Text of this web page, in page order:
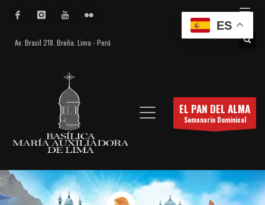
Av. Brasil 218. Breña. Lima - Perú
EL PAN DEL ALMA
Semanario Dominical
ES